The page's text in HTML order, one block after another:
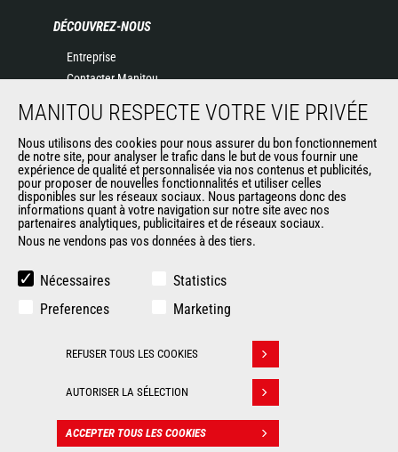
DÉCOUVREZ-NOUS
Entreprise
Contacter Manitou
Politique de protection des données
Evénements
Actualités
Historique
AUTRES SITES DU GROUPE
Manitou Group
Used Manitou Machines
Gehl
© 2026
Manitou.com
Informations
légales
Politique de protection
des données
CONTACT
MANITOU RESPECTE VOTRE VIE PRIVÉE
Nous utilisons des cookies pour nous assurer du bon fonctionnement
de notre site, pour analyser le trafic dans le but de vous fournir une
expérience de qualité et personnalisée via nos contenus et publicités,
pour proposer de nouvelles fonctionnalités et utiliser celles
disponibles sur les réseaux sociaux. Nous partageons donc des
informations quant à votre navigation sur notre site avec nos
partenaires analytiques, publicitaires et de réseaux sociaux.
Nous ne vendons pas vos données à des tiers.
Nécessaires
Statistics
Preferences
Marketing
REFUSER TOUS LES COOKIES
AUTORISER LA SÉLECTION
ACCEPTER TOUS LES COOKIES